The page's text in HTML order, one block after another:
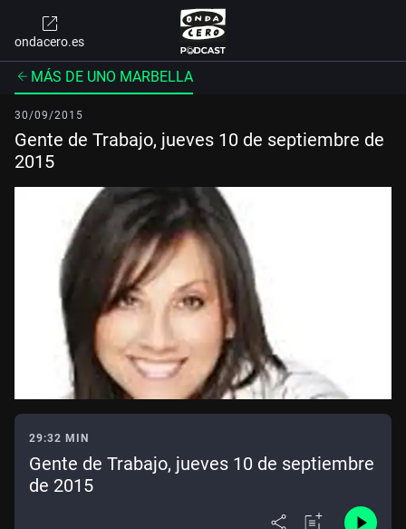
ondacero.es
MÁS DE UNO MARBELLA
30/09/2015
Gente de Trabajo, jueves 10 de septiembre de
2015
29:32 MIN
Gente de Trabajo, jueves 10 de septiembre
de 2015